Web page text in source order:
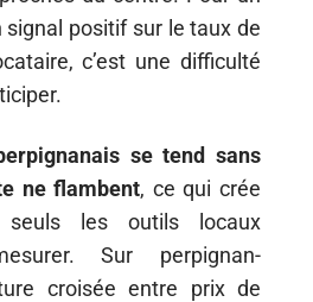
signal positif sur le taux de
c’est une difficulté
se tend sans
ne flambent, ce qui crée
les outils locaux
Sur perpignan-
croisée entre prix de